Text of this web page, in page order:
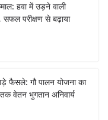
हवा में उड़ने वाली
परीक्षण से बढ़ाया
फैसले: गौ पालन योजना का
वेतन भुगतान अनिवार्य